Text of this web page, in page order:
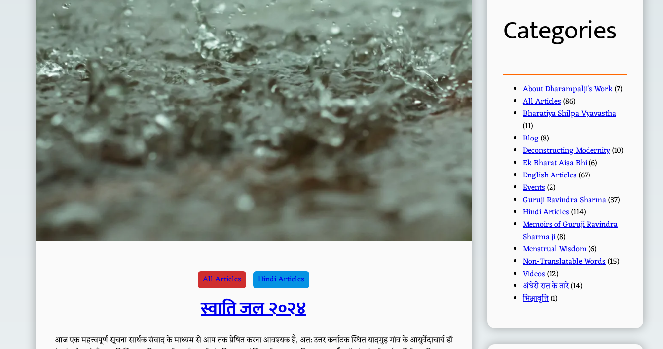
All Articles Hindi Articles
स्वाति जल २०२४
आज एक महत्त्वपूर्ण सूचना सार्थक संवाद के माध्यम से आप तक प्रेषित करना आवश्यक है, अत: उत्तर कर्नाटक स्थित यादगुड़ गांव के आयुर्वेदाचार्य डॉ
Categories
About Dharampalji's Work(7)
All Articles(86)
Bharatiya Shilpa Vyavastha
(11)
Blog(8)
Deconstructing Modernity(10)
Ek Bharat Aisa Bhi(6)
English Articles(67)
Events(2)
Guruji Ravindra Sharma(37)
Hindi Articles(114)
Memoirs of Guruji Ravindra
Sharma ji(8)
Menstrual Wisdom(6)
Non-Translatable Words(15)
Videos(12)
अंधेरी रात के तारे(14)
भिक्षावृत्ति(1)